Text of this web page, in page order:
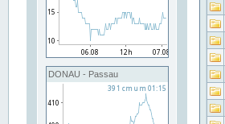
DONAU - Passau